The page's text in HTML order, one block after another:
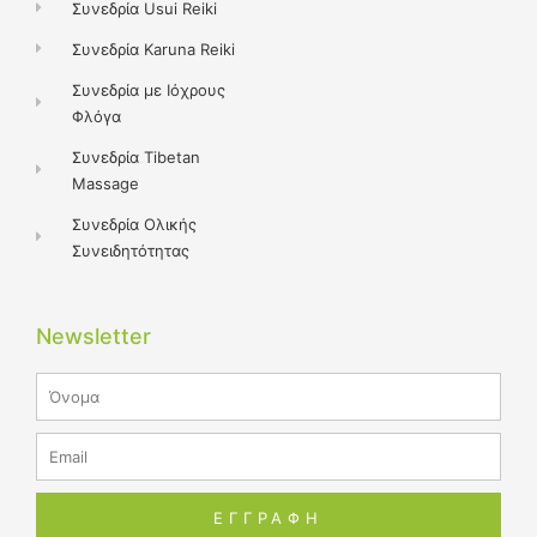
Συνεδρία Usui Reiki
Συνεδρία Karuna Reiki
Συνεδρία με Ιόχρους
Φλόγα
Συνεδρία Tibetan
Massage
Συνεδρία Ολικής
Συνειδητότητας
Newsletter
ΕΓΓΡΑΦΗ